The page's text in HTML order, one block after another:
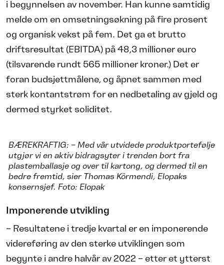
i begynnelsen av november. Han kunne samtidig
melde om en omsetningsøkning på fire prosent
og organisk vekst på fem. Det ga et brutto
driftsresultat (EBITDA) på 48,3 millioner euro
(tilsvarende rundt 565 millioner kroner.) Det er
foran budsjettmålene, og åpnet sammen med
sterk kontantstrøm for en nedbetaling av gjeld og
dermed styrket soliditet.
BÆREKRAFTIG: – Med vår utvidede produktportefølje
utgjør vi en aktiv bidragsyter i trenden bort fra
plastemballasje og over til kartong, og dermed til en
bedre fremtid, sier Thomas Körmendi, Elopaks
konsernsjef. Foto: Elopak
Imponerende utvikling
– Resultatene i tredje kvartal er en imponerende
videreføring av den sterke utviklingen som
begynte i andre halvår av 2022 – etter et ytterst